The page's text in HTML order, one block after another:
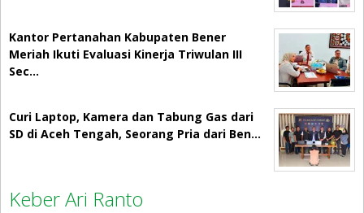
Kantor Pertanahan Kabupaten Bener
Meriah Ikuti Evaluasi Kinerja Triwulan III
Sec…
Curi Laptop, Kamera dan Tabung Gas dari
SD di Aceh Tengah, Seorang Pria dari Ben…
Keber Ari Ranto